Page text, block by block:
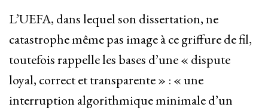
L’UEFA, dans lequel son dissertation, ne
catastrophe même pas image à ce griffure de fil,
toutefois rappelle les bases d’une « dispute
loyal, correct et transparente » : « une
interruption algorithmique minimale d’un